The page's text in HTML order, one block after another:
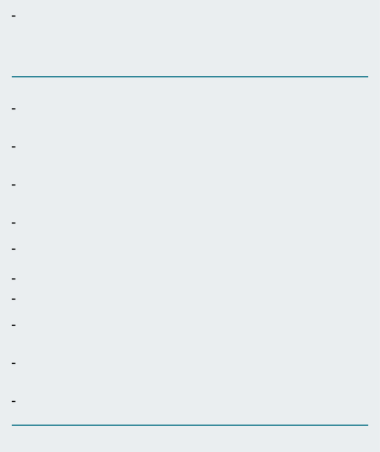
-
-
-
-
-
-
-
-
-
-
-